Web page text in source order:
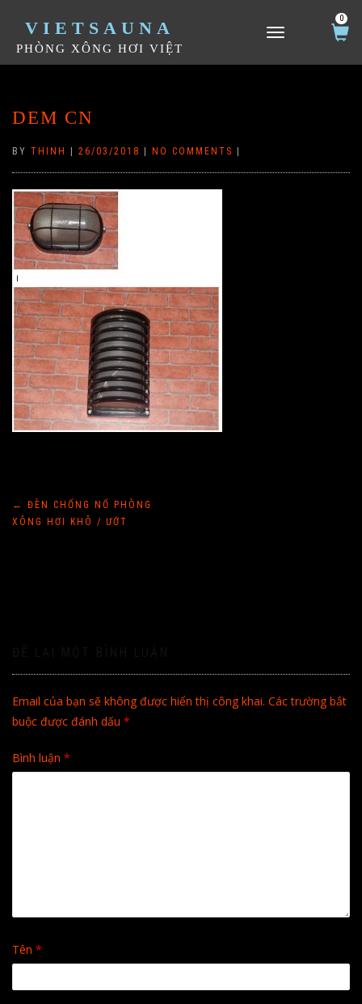
VIETSAUNA
PHÒNG XÔNG HƠI VIỆT
TOGGLE NAVIGATION
0
DEM CN
BY THINH 26/03/2018 NO COMMENTS
Điều
←
ĐÈN CHỐNG NỔ PHÒNG
XÔNG HƠI KHÔ / ƯỚT
Email của bạn sẽ không được hiển thị công khai. Các trường bắt
buộc được đánh dấu *
Bình luận *
Tên *